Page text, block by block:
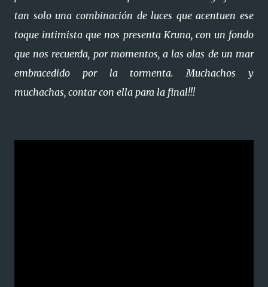
tan solo una combinación de luces que acentuen ese
toque intimista que nos presenta Kruna, con un fondo
que nos recuerda, por momentos, a las olas de un mar
embracedido por la tormenta. Muchachos y
muchachas, contar con ella para la final!!!